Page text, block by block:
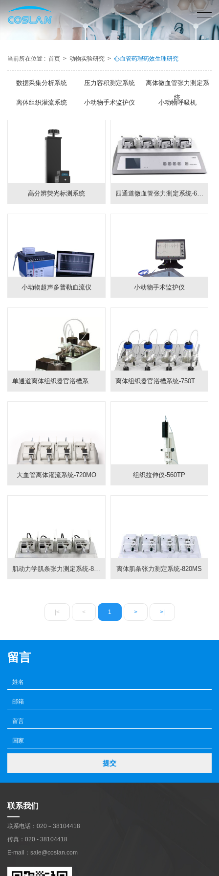
当前所在位置 : 首页 > 动物实验研究 > 心血管药理药效生理研究
数据采集分析系统 压力容积测定系统
离体微血管张力测定系
统
离体组织灌流系统 小动物手术监护仪 小动物呼吸机
高分辨荧光标测系统 四通道微血管张力测定系统-630MA
小动物超声多普勒血流仪 小动物手术监护仪
离体组织器官浴槽系统-750TOBS
大血管离体灌流系统-720MO 组织拉伸仪-560TP
离体肌条张力测定系统-820MS
|< < 1 > >|
留言
提交
联系我们
联系电话：020－38104418
传真：020 - 38104418
E-mail：sale@coslan.com